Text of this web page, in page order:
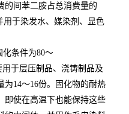
的间苯二胺占总消费量的
用于染发水、媒染剂、显色
化条件为80～
于层压制品、浇铸制品及
为14～16份。固化物的耐热
即使在高温下也能保持这些